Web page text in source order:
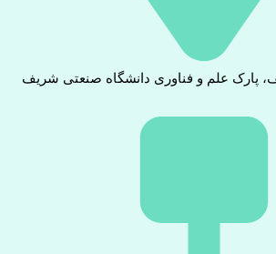
پارک علم و فناوری دانشگاه صنعتی شریف